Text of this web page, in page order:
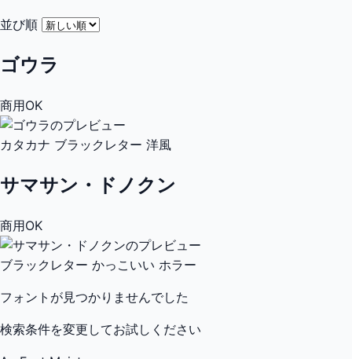
並び順
ゴウラ
商用OK
カタカナ ブラックレター 洋風
サマサン・ドノクン
商用OK
ブラックレター かっこいい ホラー
フォントが見つかりませんでした
検索条件を変更してお試しください